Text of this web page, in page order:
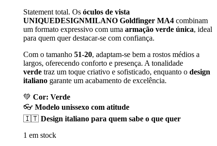
Statement total. Os óculos de vista
UNIQUEDESIGNMILANO Goldfinger MA4 combinam
um formato expressivo com uma armação verde única, ideal
para quem quer destacar-se com confiança.
Com o tamanho 51-20, adaptam-se bem a rostos médios a
largos, oferecendo conforto e presença. A tonalidade
verde traz um toque criativo e sofisticado, enquanto o design
italiano garante um acabamento de excelência.
💚 Cor: Verde
👓 Modelo unissexo com atitude
🇮🇹 Design italiano para quem sabe o que quer
1 em stock